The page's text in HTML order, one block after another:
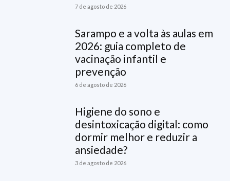
7 de agosto de 2026
Sarampo e a volta às aulas em
2026: guia completo de
vacinação infantil e
prevenção
6 de agosto de 2026
Higiene do sono e
desintoxicação digital: como
dormir melhor e reduzir a
ansiedade?
3 de agosto de 2026